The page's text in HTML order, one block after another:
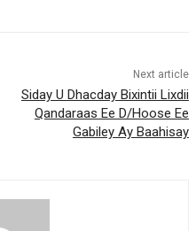
Next article
Siday U Dhacday Bixintii Lixdii
Qandaraas Ee D/Hoose Ee
Gabiley Ay Baahisay